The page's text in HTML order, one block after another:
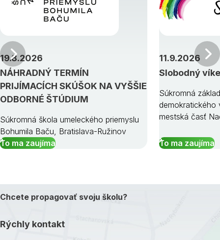
NÁHRADNÝ TERMÍN
PRIJÍMACÍCH SKÚŠOK NA VYŠŠIE
ODBORNÉ ŠTÚDIUM
19.8.2026
Súkromná škola umeleckého priemyslu
Bohumila Baču, Bratislava-Ružinov
To ma zaujíma
Slobodný
11.9.2026
Súkromná
demokratického
mestská časť
To ma zaujíma
Predchádzajúci
Chcete propagovať svoju školu?
Rýchly kontakt